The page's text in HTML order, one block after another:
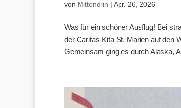
von Mittendrin | Apr. 26, 2026
Was für ein schöner Ausflug! Bei
der Caritas-Kita St. Marien auf den
Gemeinsam ging es durch Alaska,